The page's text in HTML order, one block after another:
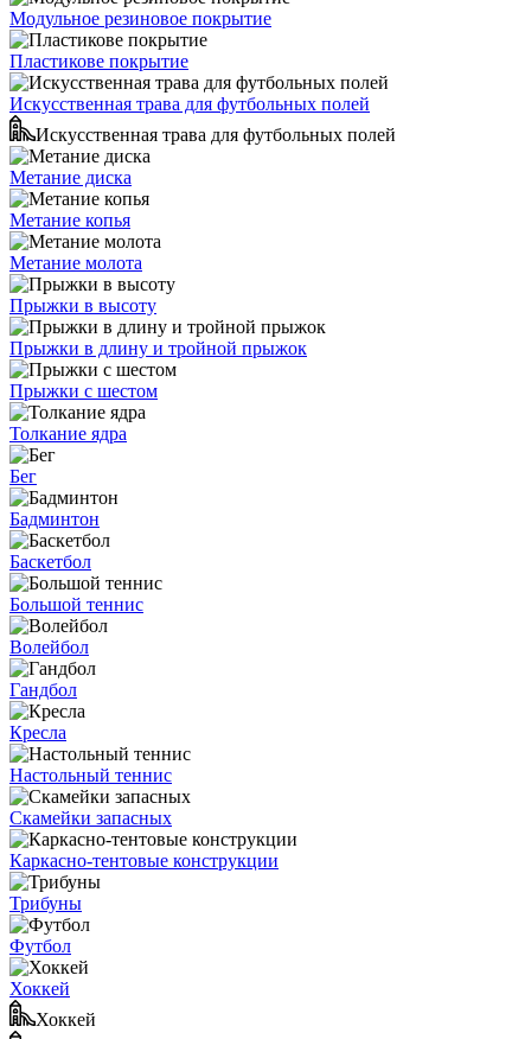
Модульное резиновое покрытие
Пластикове покрытие
Искусственная трава для футбольных полей
Искусственная трава для футбольных полей
Метание диска
Метание копья
Метание молота
Прыжки в высоту
Прыжки в длину и тройной прыжок
Прыжки с шестом
Толкание ядра
Бег
Бадминтон
Баскетбол
Большой теннис
Волейбол
Гандбол
Кресла
Настольный теннис
Скамейки запасных
Каркасно-тентовые конструкции
Трибуны
Футбол
Хоккей
Хоккей